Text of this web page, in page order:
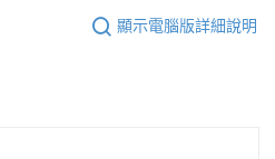
顯示電腦版詳細說明